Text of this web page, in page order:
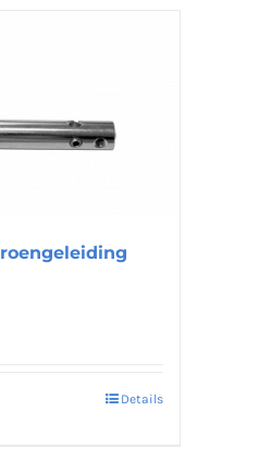
Details